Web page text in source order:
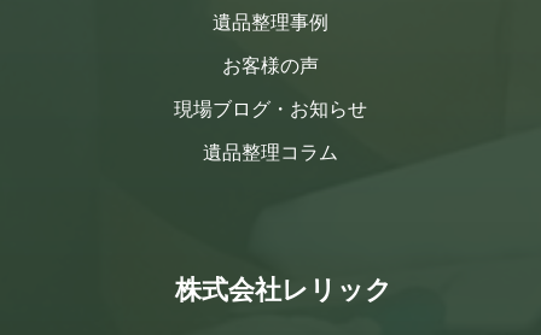
遺品整理事例
お客様の声
現場ブログ・お知らせ
遺品整理コラム
株式会社レリック